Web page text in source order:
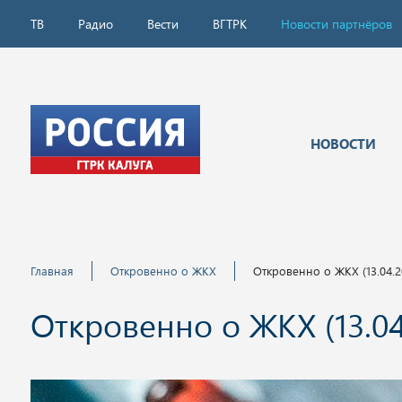
ТВ Радио Вести ВГТРК Новости партнёров
НОВОСТИ
Главная Откровенно о ЖКХ Откровенно о ЖКХ
Откровенно о ЖКХ